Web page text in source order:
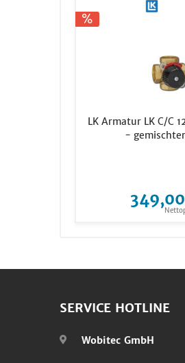
LK Armatur LK C/C
-
SERVICE HOTLINE
Wobitec GmbH